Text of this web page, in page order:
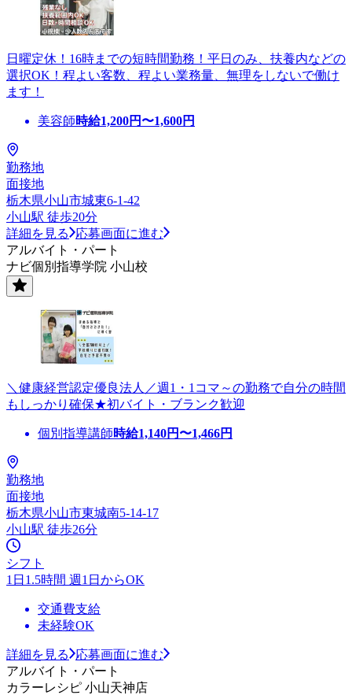
日曜定休！16時までの短時間勤務！平日のみ、扶養内などの
選択OK！程よい客数、程よい業務量、無理をしないで働け
ます！
美容師時給1,200円〜1,600円
勤務地
面接地
栃木県小山市城東6-1-42
小山駅 徒歩20分
詳細を見る
応募画面に進む
アルバイト・パート
ナビ個別指導学院 小山校
＼健康経営認定優良法人／週1・1コマ～の勤務で自分の時間
もしっかり確保★初バイト・ブランク歓迎
個別指導講師時給1,140円〜1,466円
勤務地
面接地
栃木県小山市東城南5-14-17
小山駅 徒歩26分
シフト
1日1.5時間 週1日からOK
交通費支給
未経験OK
詳細を見る
応募画面に進む
アルバイト・パート
カラーレシピ 小山天神店